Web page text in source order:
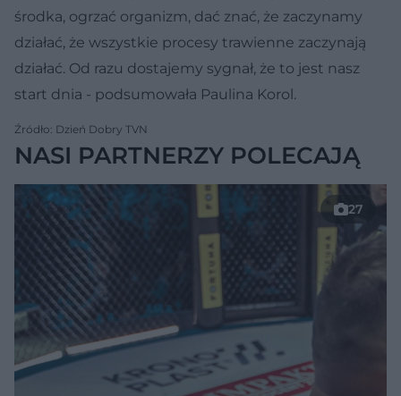
środka, ogrzać organizm, dać znać, że zaczynamy
działać, że wszystkie procesy trawienne zaczynają
działać. Od razu dostajemy sygnał, że to jest nasz
start dnia - podsumowała Paulina Korol.
Źródło: Dzień Dobry TVN
NASI PARTNERZY POLECAJĄ
27